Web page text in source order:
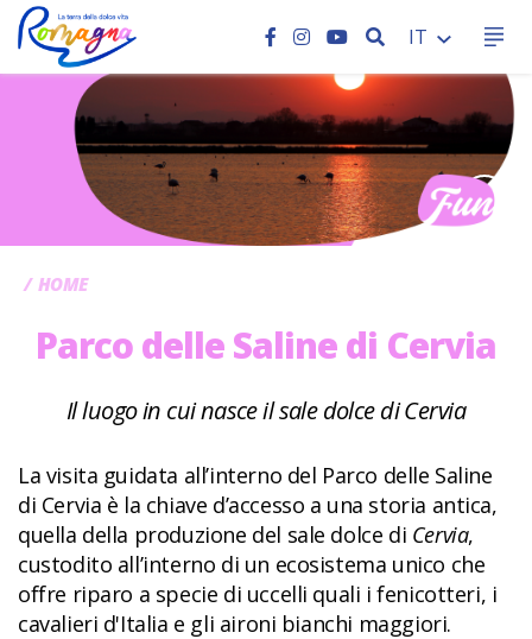
CERCA
IT
CC
HOME
Parco delle Saline di Cervia
Il luogo in cui nasce il sale dolce di Cervia
La visita guidata all’interno del Parco delle Saline
di Cervia è la chiave d’accesso a una storia antica,
quella della produzione del sale dolce di Cervia,
custodito all’interno di un ecosistema unico che
offre riparo a specie di uccelli quali i fenicotteri, i
cavalieri d'Italia e gli aironi bianchi maggiori.